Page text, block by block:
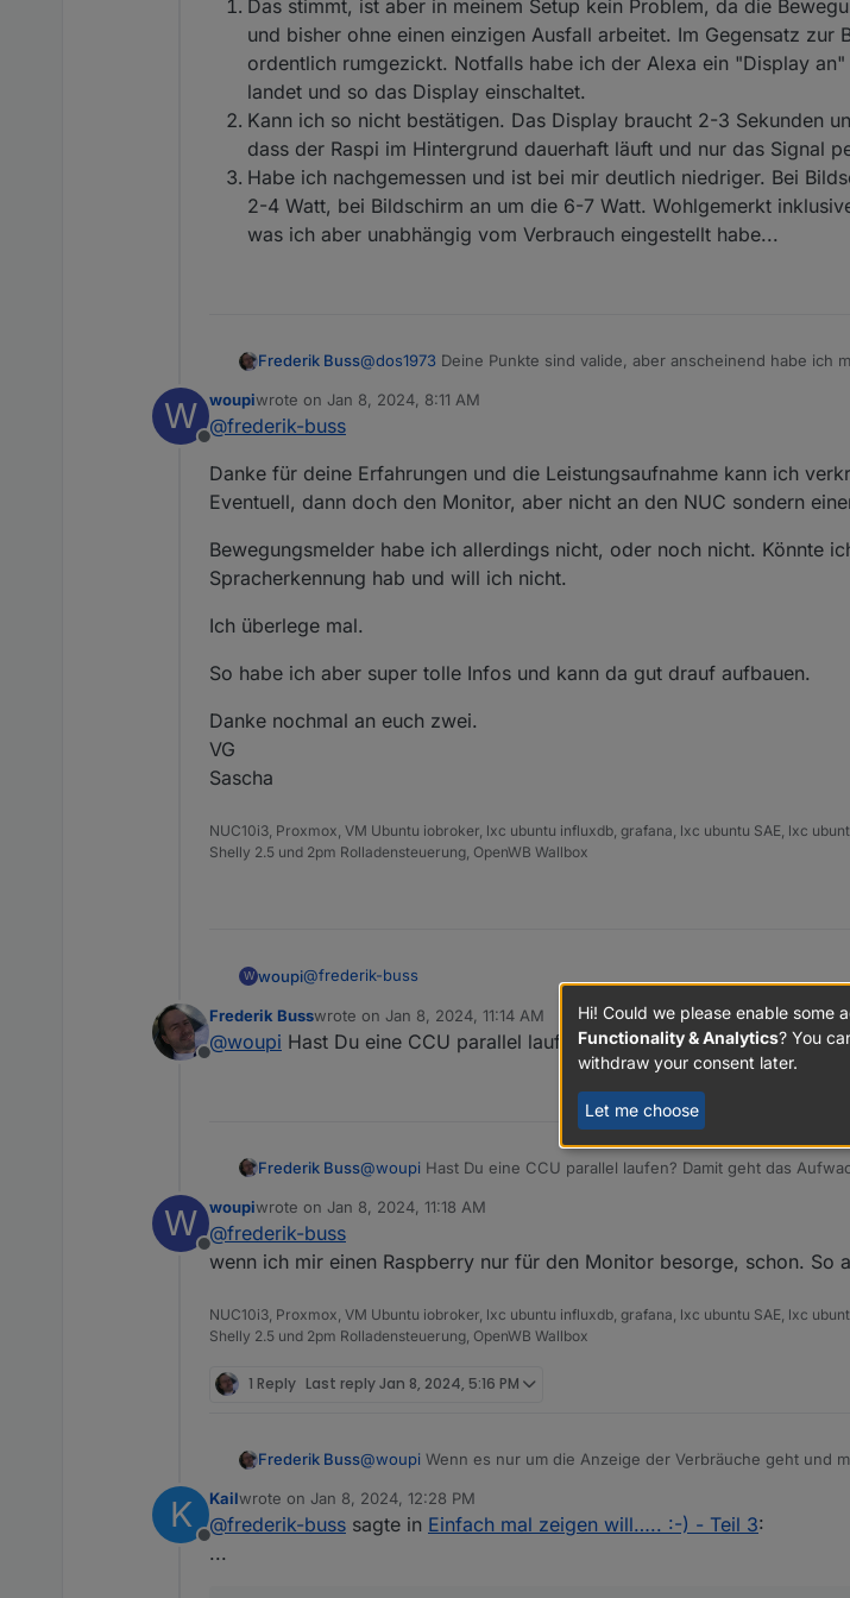
Das Ein/ Aus Verhalten meines Bildscirms hat ewig gedauert, ca.
Aus kam noch die FM, kein Signal für 20 sekunden. Bei ganz
richtig erkannt. War immer irgendwas.
der Stromverbrauch: Das Display hatte 30-40W gebraucht, mit
verzichten aufgrund Bastel und diversen Spielereien.
Das stimmt, ist aber in meinem Setup kein Problem, da die
und bisher ohne einen einzigen Ausfall arbeitet. Im Gegensatz zur
ordentlich rumgezickt. Notfalls habe ich der Alexa ein "Display
landet und so das Display einschaltet.
Kann ich so nicht bestätigen. Das Display braucht 2-3 Sekunden
dass der Raspi im Hintergrund dauerhaft läuft und nur das Signal
Habe ich nachgemessen und ist bei mir deutlich niedriger. Bei
2-4 Watt, bei Bildschirm an um die 6-7 Watt. Wohlgemerkt
was ich aber unabhängig vom Verbrauch eingestellt habe...
Frederik Buss@dos1973 Deine Punkte sind valide, aber anscheinend habe ich
Das stimmt, ist aber in meinem Setup kein Problem, da die
landet und so das Display einschaltet.
Kann ich so nicht bestätigen. Das Display braucht 2-3
dass der Raspi im Hintergrund dauerhaft läuft und nur das
Habe ich nachgemessen und ist bei mir deutlich niedriger.
4 Watt, bei Bildschirm an um die 6-7 Watt. Wohlgemerkt
ich aber unabhängig vom Verbrauch eingestellt habe...
W
Offline
woupiwrote on Jan 8, 2024, 8:11 AM
last edited by
@frederik-buss
Danke für deine Erfahrungen und die Leistungsaufnahme kann ich
Eventuell, dann doch den Monitor, aber nicht an den NUC sondern
Bewegungsmelder habe ich allerdings nicht, oder noch nicht. Könnte
Spracherkennung hab und will ich nicht.
Ich überlege mal.
So habe ich aber super tolle Infos und kann da gut drauf aufbauen.
Danke nochmal an euch zwei.
VG
Sascha
NUC10i3, Proxmox, VM Ubuntu iobroker, lxc ubuntu influxdb, grafana, lxc ubuntu SAE, lxc
Shelly 2.5 und 2pm Rolladensteuerung, OpenWB Wallbox
W woupi@frederik-buss
Danke für deine Erfahrungen und die Leistungsaufnahme kann ich
Eventuell, dann doch den Monitor, aber nicht an den NUC sondern einen
Bewegungsmelder habe ich allerdings nicht, oder noch nicht. Könnte ich
Spracherkennung hab und will ich nicht.
So habe ich aber super tolle Infos und kann da gut drauf aufbauen.
Danke nochmal an euch zwei.
VG
Offline
Frederik Busswrote on Jan 8, 2024, 11:14 AM
last edited by
@woupi Hast Du eine CCU parallel laufen? Damit geht das Aufwachen
Frederik Buss@woupi Hast Du eine CCU parallel laufen? Damit geht das
W
Offline
woupiwrote on Jan 8, 2024, 11:18 AM
last edited by
@frederik-buss
wenn ich mir einen Raspberry nur für den Monitor besorge, schon. So
NUC10i3, Proxmox, VM Ubuntu iobroker, lxc ubuntu influxdb, grafana, lxc ubuntu SAE, lxc
Shelly 2.5 und 2pm Rolladensteuerung, OpenWB Wallbox
1 Reply Last replyJan 8, 2024, 5:16 PM
Frederik Buss@woupi Wenn es nur um die Anzeige der Verbräuche geht und
K
Offline
Kailwrote on Jan 8, 2024, 12:28 PM
last edited by
@frederik-buss sagte in Einfach mal zeigen will….. :-) - Teil 3:
...
Hi! Could we please enable some
Functionality & Analytics? You
withdraw your consent later.
Let me choose